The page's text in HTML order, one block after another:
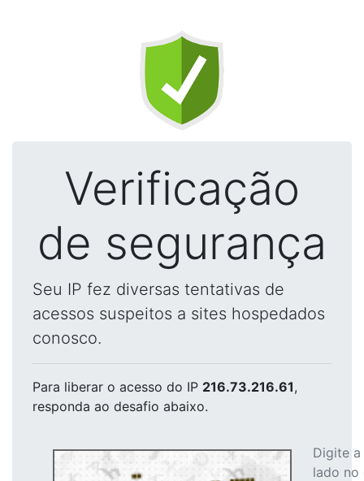
Verificação
de segurança
Seu IP fez diversas tentativas de
acessos suspeitos a sites hospedados
conosco.
Para liberar o acesso do IP 216.73.216.61,
responda ao desafio abaixo.
Digite
lado no